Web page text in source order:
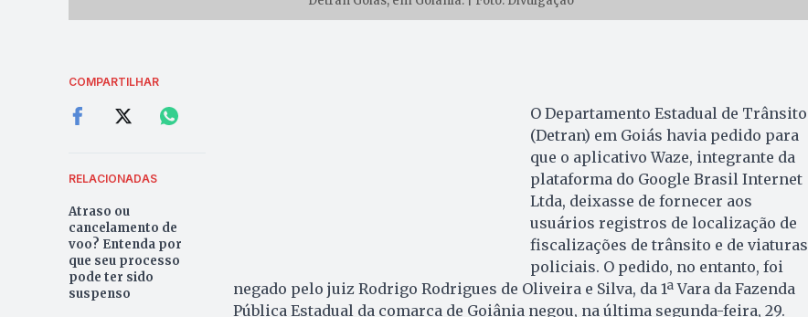
COMPARTILHAR
RELACIONADAS
Atraso ou
cancelamento de
voo? Entenda por
que seu processo
pode ter sido
suspenso
O Departamento Estadual de Trânsito
(Detran) em Goiás havia pedido para
que o aplicativo Waze, integrante da
plataforma do Google Brasil Internet
Ltda, deixasse de fornecer aos
usuários registros de localização de
fiscalizações de trânsito e de viaturas
policiais. O pedido, no entanto, foi
negado pelo juiz Rodrigo Rodrigues de Oliveira e Silva, da 1ª Vara da Fazenda
Pública Estadual da comarca de Goiânia negou, na última segunda-feira, 29.